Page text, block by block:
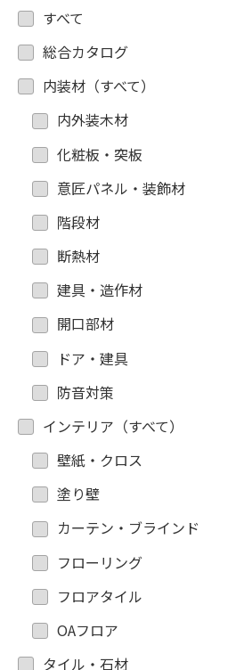
すべて
総合カタログ
内装材（すべて）
内外装木材
化粧板・突板
意匠パネル・装飾材
階段材
断熱材
建具・造作材
開口部材
ドア・建具
防音対策
インテリア（すべて）
壁紙・クロス
塗り壁
カーテン・ブラインド
フローリング
フロアタイル
OAフロア
タイル・石材